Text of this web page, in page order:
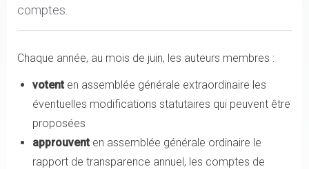
comptes.
Chaque année, au mois de juin, les auteurs membres :
votent en assemblée générale extraordinaire les
éventuelles modifications statutaires qui peuvent être
proposées
approuvent en assemblée générale ordinaire le
rapport de transparence annuel, les comptes de